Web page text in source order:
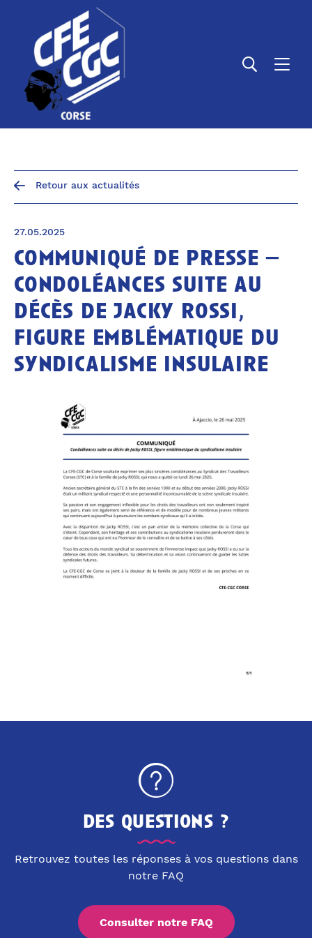
Retour aux actualités
27.05.2025
communiqué de presse –
condoléances suite au
décès de jacky rossi,
figure emblématique du
syndicalisme insulaire
des questions ?
Retrouvez toutes les réponses à vos questions dans
notre FAQ
Consulter notre FAQ
Panneau de gestion des cookies